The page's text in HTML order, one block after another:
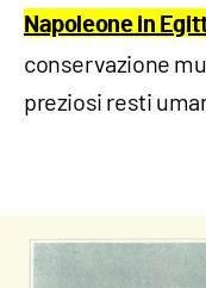
Napoleone in
conservazione
preziosi resti